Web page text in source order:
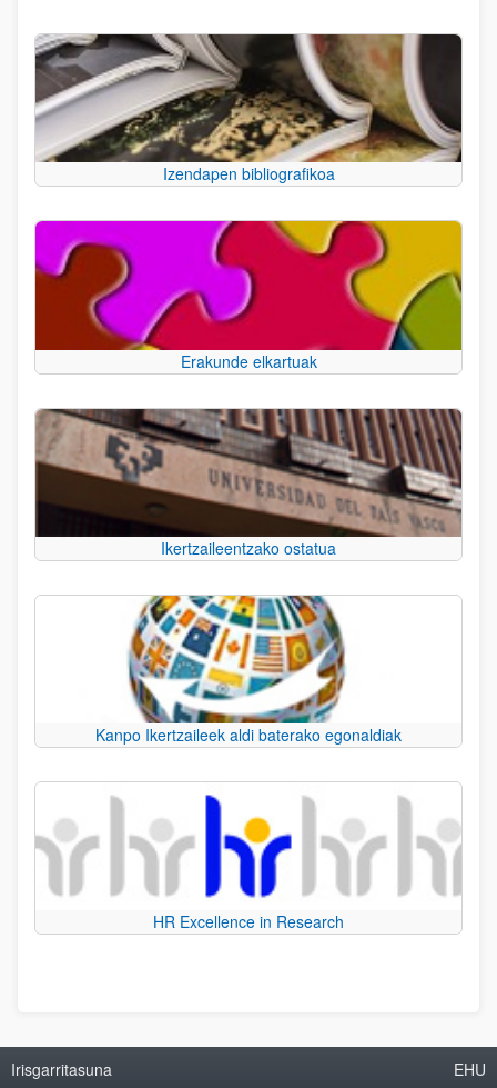
Izendapen bibliografikoa
Erakunde elkartuak
Ikertzaileentzako ostatua
Kanpo Ikertzaileek aldi baterako egonaldiak
HR Excellence in Research
Irisgarritasuna EHU